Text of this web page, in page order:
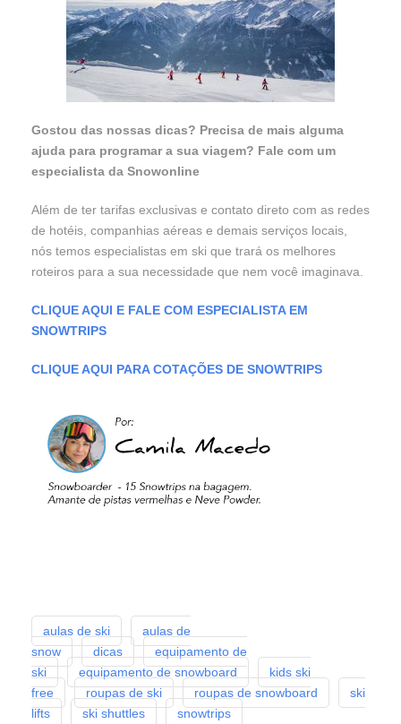
Gostou das nossas dicas? Precisa de mais alguma
ajuda para programar a sua viagem? Fale com um
especialista da Snowonline
Além de ter tarifas exclusivas e contato direto com as redes
de hotéis, companhias aéreas e demais serviços locais,
nós temos especialistas em ski que trará os melhores
roteiros para a sua necessidade que nem você imaginava.
CLIQUE AQUI E FALE COM ESPECIALISTA EM
SNOWTRIPS
CLIQUE AQUI PARA COTAÇÕES DE SNOWTRIPS
aulas de ski
aulas de
snow
dicas
equipamento de
ski
equipamento de snowboard
kids ski
free
roupas de ski roupas de snowboard
ski
lifts
ski shuttles snowtrips